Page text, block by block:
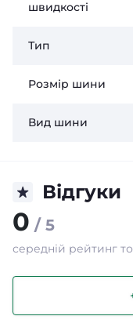
швидкості
Тип
Розмір шини
Вид шини
Відгуки
0 / 5
середній рейтинг